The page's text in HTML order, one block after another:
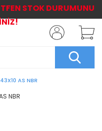
AS NBR
STOK DURUMUNU